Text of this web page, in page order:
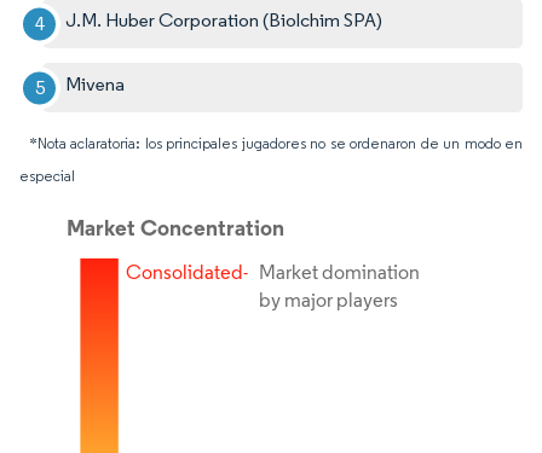
J.M. Huber Corporation (Biolchim SPA)
Mivena
*Nota aclaratoria: los principales jugadores no se ordenaron de un modo en
especial